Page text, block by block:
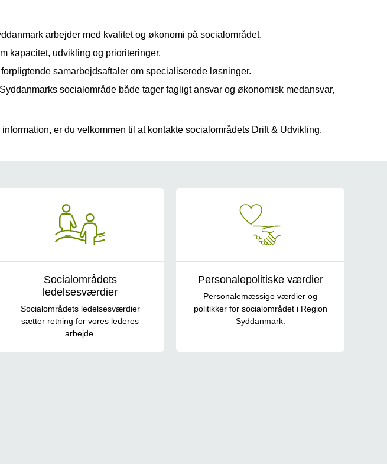
arbejder med kvalitet og økonomi på socialområdet.
kapacitet, udvikling og prioriteringer.
samarbejdsaftaler om specialiserede løsninger.
socialområde både tager fagligt ansvar og økonomisk medansvar,
er du velkommen til at kontakte socialområdets Drift & Udvikling.
Socialområdets
ledelsesværdier
Socialområdets ledelsesværdier
sætter retning for vores lederes
arbejde.
Personalepolitiske værdier
Personalemæssige værdier og
politikker for socialområdet i Region
Syddanmark.